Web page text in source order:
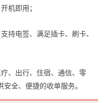
机即用；
持电签、满足插卡、刷卡、
、出行、住宿、通信、零
全、便捷的收单服务。